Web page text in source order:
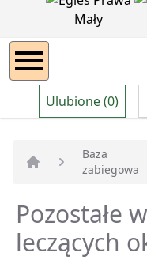
Ulubione (0)
Strona główna
Baza
zabiegowa
Pozostałe
leczących